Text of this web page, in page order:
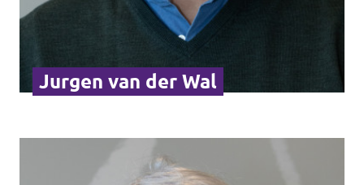
Jurgen van der Wal